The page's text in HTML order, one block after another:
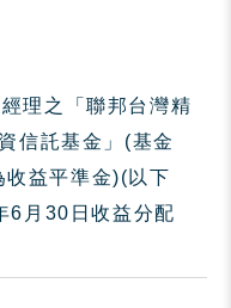
理之「聯邦台灣精
信託基金」(基金
收益平準金)(以下
6月30日收益分配